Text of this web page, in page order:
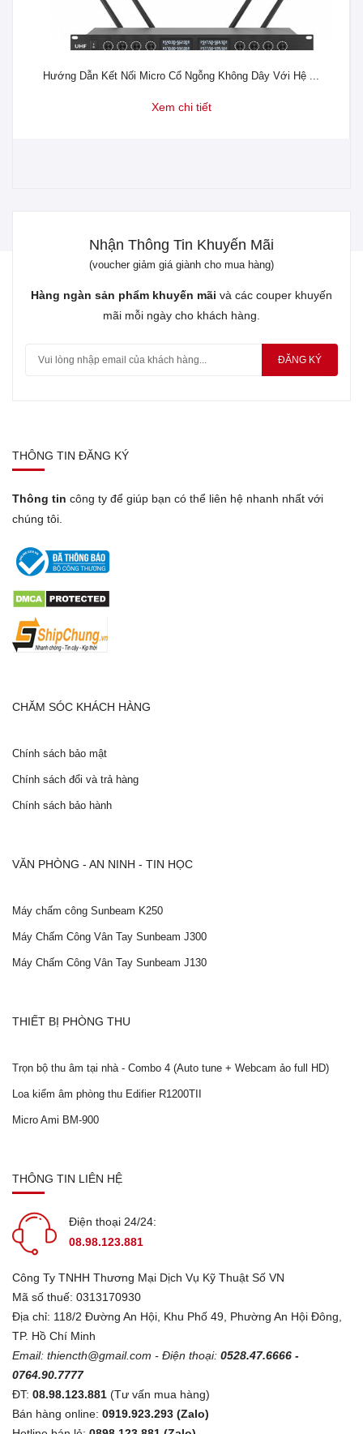
Hướng Dẫn Kết Nối Micro Cổ Ngỗng Không Dây Với Hệ ...
Xem chi tiết
Nhận Thông Tin Khuyến Mãi
(voucher giảm giá giành cho mua hàng)
Hàng ngàn sản phẩm khuyến mãi và các couper khuyến
mãi mỗi ngày cho khách hàng.
ĐĂNG KÝ
THÔNG TIN ĐĂNG KÝ
Thông tin công ty để giúp bạn có thể liên hệ nhanh nhất với
chúng tôi.
CHĂM SÓC KHÁCH HÀNG
Chính sách bảo mật
Chính sách đổi và trả hàng
Chính sách bảo hành
VĂN PHÒNG - AN NINH - TIN HỌC
Máy chấm công Sunbeam K250
Máy Chấm Công Vân Tay Sunbeam J300
Máy Chấm Công Vân Tay Sunbeam J130
THIẾT BỊ PHÒNG THU
Trọn bộ thu âm tại nhà - Combo 4 (Auto tune + Webcam ảo full HD)
Loa kiểm âm phòng thu Edifier R1200TII
Micro Ami BM-900
THÔNG TIN LIÊN HỆ
Điện thoại 24/24:
08.98.123.881
Công Ty TNHH Thương Mại Dịch Vụ Kỹ Thuật Số VN
Mã số thuế: 0313170930
Địa chỉ: 118/2 Đường An Hội, Khu Phố 49, Phường An Hội Đông,
TP. Hồ Chí Minh
Email: thiencth@gmail.com - Điện thoại: 0528.47.6666 -
0764.90.7777
ĐT: 08.98.123.881 (Tư vấn mua hàng)
Bán hàng online: 0919.923.293 (Zalo)